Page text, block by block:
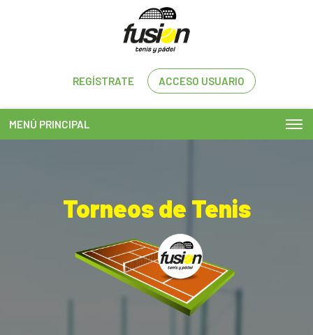
REGÍSTRATE ACCESO USUARIO
MENÚ PRINCIPAL
Torneos de Tenis